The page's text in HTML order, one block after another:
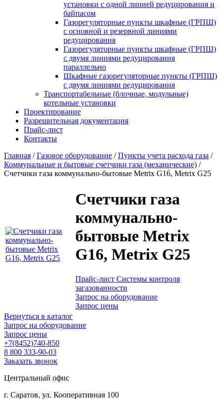
установки c одной линией редуцирования и
байпасом
Газорегуляторные пункты шкафные (ГРПШ)
с основной и резервной линиями
редуцирования
Газорегуляторные пункты шкафные (ГРПШ)
с двумя линиями редуцирования
параллельно
Шкафные газорегуляторные пункты (ГРПШ)
c двумя линиями редуцирования
Транспортабельные (блочные, модульные)
котельные установки
Проектирование
Разрешительная документация
Прайс-лист
Контакты
Главная / Газовое оборудование / Пункты учета расхода газа /
Коммунальные и бытовые счетчики газа (механические) /
Счетчики газа коммунально-бытовые Metrix G16, Metrix G25
Счетчики газа
коммунально-
бытовые Metrix
G16, Metrix G25
Прайс-лист Системы контроля
загазованности
Запрос на оборудование
Запрос цены
Вернуться в каталог
Запрос на оборудование
Запрос цены
+7(8452)740-850
8 800 333-90-03
Заказать звонок
Центральный офис
г. Саратов, ул. Кооперативная 100